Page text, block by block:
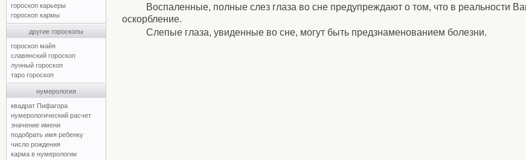
гороскоп карьеры
гороскоп кармы
другие гороскопы
гороскоп майя
славянский гороскоп
лунный гороскоп
таро гороскоп
нумерология
квадрат Пифагора
нумерологический расчет
значение имени
подобрать имя ребенку
число рождения
карма в нумерологии
Воспаленные, полные слез глаза во сне предупреждают о том, что в реальности
оскорбление.
Слепые глаза, увиденные во сне, могут быть предзнаменованием болезни.